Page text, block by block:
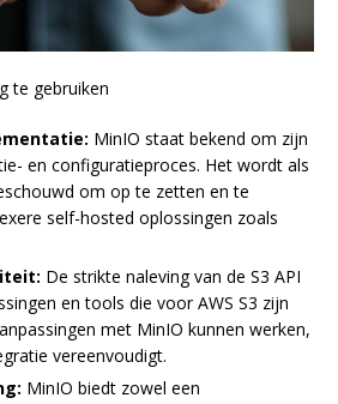
te gebruiken
MinIO staat bekend om zijn
en configuratieproces. Het wordt als
om op te zetten en te
self-hosted oplossingen zoals
De strikte naleving van de S3 API
en tools die voor AWS S3 zijn
met MinIO kunnen werken,
vereenvoudigt.
MinIO biedt zowel een